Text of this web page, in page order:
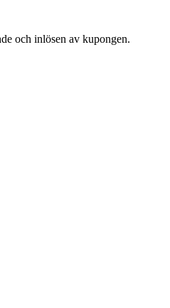
och inlösen av kupongen.